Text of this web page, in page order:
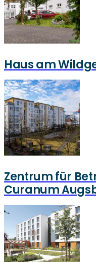
Haus am
Zentrum für
Curanum